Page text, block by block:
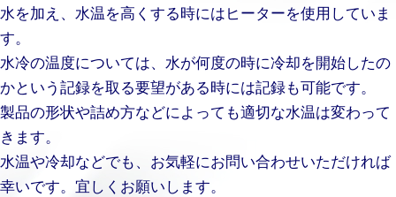
水を加え、水温を高くする時にはヒーターを使用していま
す。
水冷の温度については、水が何度の時に冷却を開始したの
かという記録を取る要望がある時には記録も可能です。
製品の形状や詰め方などによっても適切な水温は変わって
きます。
水温や冷却などでも、お気軽にお問い合わせいただければ
幸いです。宜しくお願いします。